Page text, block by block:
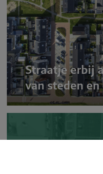
Straatje erbij
van steden